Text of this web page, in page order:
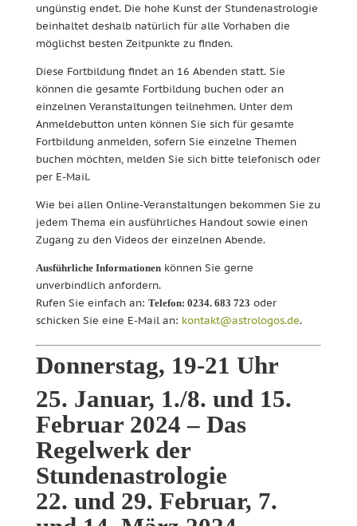
ungünstig endet. Die hohe Kunst der Stundenastrologie
beinhaltet deshalb natürlich für alle Vorhaben die
möglichst besten Zeitpunkte zu finden.
Diese Fortbildung findet an 16 Abenden statt. Sie
können die gesamte Fortbildung buchen oder an
einzelnen Veranstaltungen teilnehmen. Unter dem
Anmeldebutton unten können Sie sich für gesamte
Fortbildung anmelden, sofern Sie einzelne Themen
buchen möchten, melden Sie sich bitte telefonisch oder
per E-Mail.
Wie bei allen Online-Veranstaltungen bekommen Sie zu
jedem Thema ein ausführliches Handout sowie einen
Zugang zu den Videos der einzelnen Abende.
Ausführliche Informationenkönnen Sie gerne
unverbindlich anfordern.
Rufen Sie einfach an: Telefon: 0234. 683 723 oder
schicken Sie eine E-Mail an: kontakt@astrologos.de.
Donnerstag, 19-21 Uhr
25. Januar, 1./8. und 15.
Februar 2024 – Das
Regelwerk der
Stundenastrologie
22. und 29. Februar, 7.